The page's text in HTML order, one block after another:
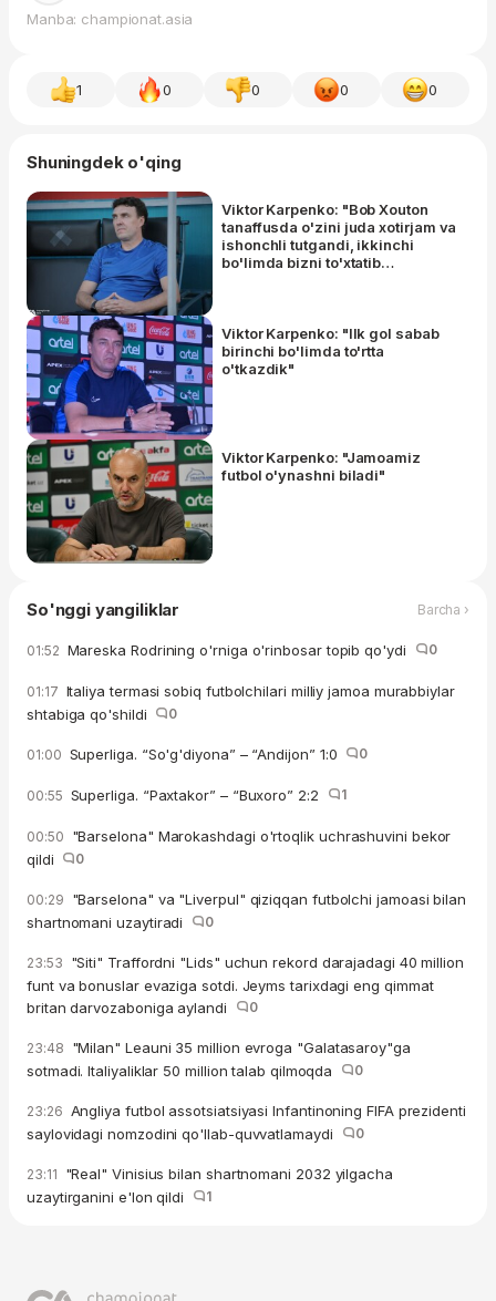
Manba: championat.asia
1 0 0 0 0
Shuningdek o'qing
Viktor Karpenko: "Bob Xouton
tanaffusda o'zini juda xotirjam va
ishonchli tutgandi, ikkinchi
bo'limda bizni to'xtatib
Viktor Karpenko: "Ilk gol sabab
birinchi bo'limda to'rtta
o'tkazdik"
Viktor Karpenko: "Jamoamiz
futbol o'ynashni biladi"
So'nggi yangiliklar Barcha ›
01:52 Mareska Rodrining o'rniga o'rinbosar topib qo'ydi 0
01:17 Italiya termasi sobiq futbolchilari milliy jamoa murabbiylar
shtabiga qo'shildi
0
01:00 Superliga. “So'g'diyona” – “Andijon” 1:0 0
00:55 Superliga. “Paxtakor” – “Buxoro” 2:2 1
00:50 "Barselona" Marokashdagi o'rtoqlik uchrashuvini bekor
qildi
0
00:29 "Barselona" va "Liverpul" qiziqqan futbolchi jamoasi bilan
shartnomani uzaytiradi
0
23:53 "Siti" Traffordni "Lids" uchun rekord darajadagi 40 million
funt va bonuslar evaziga sotdi. Jeyms tarixdagi eng qimmat
britan darvozaboniga aylandi
0
23:48 "Milan" Leauni 35 million evroga "Galatasaroy"ga
sotmadi. Italiyaliklar 50 million talab qilmoqda
0
23:26 Angliya futbol assotsiatsiyasi Infantinoning FIFA prezidenti
saylovidagi nomzodini qo'llab-quvvatlamaydi
0
23:11 "Real" Vinisius bilan shartnomani 2032 yilgacha
uzaytirganini e'lon qildi
1